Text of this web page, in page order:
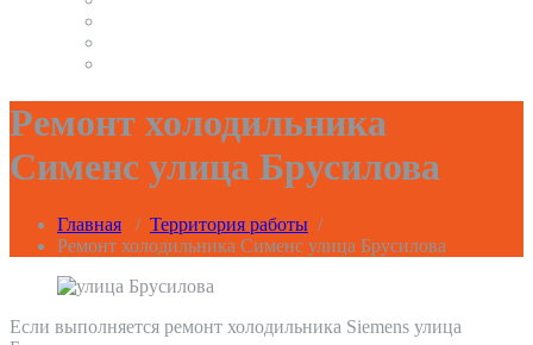
Ремонт холодильника
Сименс улица Брусилова
Главная / Территория работы /
Ремонт холодильника Сименс улица Брусилова
Если выполняется ремонт холодильника Siemens улица